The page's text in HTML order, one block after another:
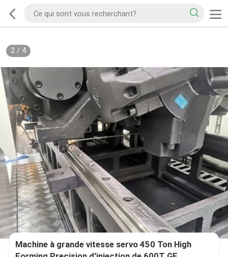
2/ 4
Machine à grande vitesse servo 450 Ton High